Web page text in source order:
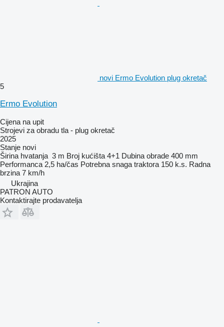
novi Ermo Evolution plug okretač
5
Ermo Evolution
Cijena na upit
Strojevi za obradu tla - plug okretač
2025
Stanje novi
Širina hvatanja 3 m Broj kućišta 4+1 Dubina obrade 400 mm
Performanca 2,5 ha/čas Potrebna snaga traktora 150 k.s. Radna
brzina 7 km/h
Ukrajina
PATRON AUTO
Kontaktirajte prodavatelja